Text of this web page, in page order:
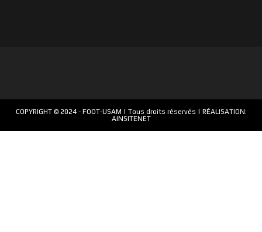
COPYRIGHT © 2024 - FOOT-USAM | Tous droits réservés | RÉALISATION:
AINSITENET